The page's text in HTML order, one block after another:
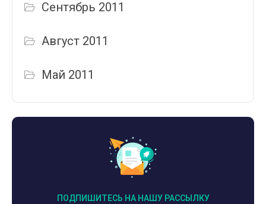
Сентябрь 2011
Август 2011
Май 2011
ПОДПИШИТЕСЬ НА НАШУ РАССЫЛКУ